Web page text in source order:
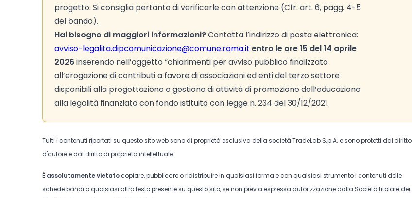
progetto. Si consiglia pertanto di verificarle con attenzione (Cfr. art. 6, pagg. 4-5
del bando).
Hai bisogno di maggiori informazioni?Contatta l’indirizzo di posta elettronica:
avviso-legalita.dipcomunicazione@comune.roma.it entro le ore 15 del 14 aprile
2026inserendo nell’oggetto “chiarimenti per avviso pubblico finalizzato
all’erogazione di contributi a favore di associazioni ed enti del terzo settore
disponibili alla progettazione e gestione di attività di promozione dell’educazione
alla legalità finanziato con fondo istituito con legge n. 234 del 30/12/2021.
Tutti i contenuti riportati su questo sito web sono di proprietà esclusiva della società TradeLab S.p.A. e sono protetti dal diritto
d'autore e dal diritto di proprietà intellettuale.
È assolutamente vietato copiare, pubblicare o ridistribuire in qualsiasi forma e con qualsiasi strumento i contenuti delle
schede bandi o qualsiasi altro testo presente su questo sito, se non previa espressa autorizzazione dalla Società titolare dei